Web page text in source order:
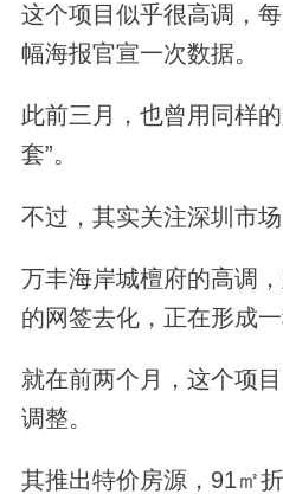
这个项目似乎很高调，
幅海报官宣一次数据。
此前三月，也曾用同样
套”。
不过，其实关注深圳市场
万丰海岸城檀府的高调
的网签去化，正在形成一
就在前两个月，这个项
调整。
其推出特价房源， 91㎡